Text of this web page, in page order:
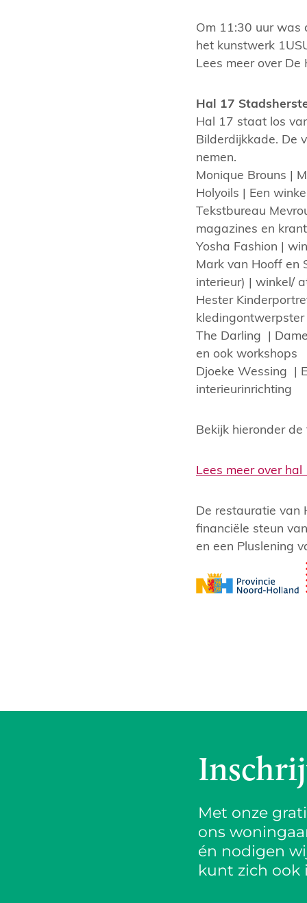
Om 11:30 uur was
het kunstwerk
Lees meer over De
Hal 17
Hal 17 staat los
Bilderdijkkade. De
nemen.
Monique Brouns |
Holyoils | Een
Tekstbureau
magazines en
Yosha Fashion |
Mark van Hooff en
interieur) | winkel/
Hester
The Darling |
en ook workshops
Djoeke Wessing |
interieurinrichting
Bekijk hieronder
Lees meer over
De restauratie van
financiële steun
en een Pluslening
Met onze
ons
én nodigen
kunt zich ook